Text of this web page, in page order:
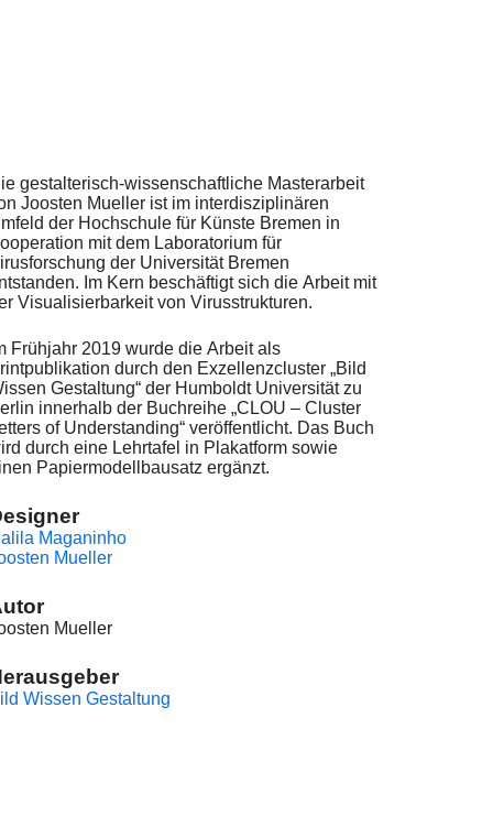
gestalterisch-wissenschaftliche Masterarbeit
Joosten Mueller ist im interdisziplinären
der Hochschule für Künste Bremen in
mit dem Laboratorium für
der Universität Bremen
Im Kern beschäftigt sich die Arbeit mit
Visualisierbarkeit von Virusstrukturen.
Frühjahr 2019 wurde die Arbeit als
durch den Exzellenzcluster „Bild
Gestaltung“ der Humboldt Universität zu
innerhalb der Buchreihe „CLOU – Cluster
of Understanding“ veröffentlicht. Das Buch
durch eine Lehrtafel in Plakatform sowie
Papiermodellbausatz ergänzt.
Maganinho
Mueller
Mueller
Wissen Gestaltung